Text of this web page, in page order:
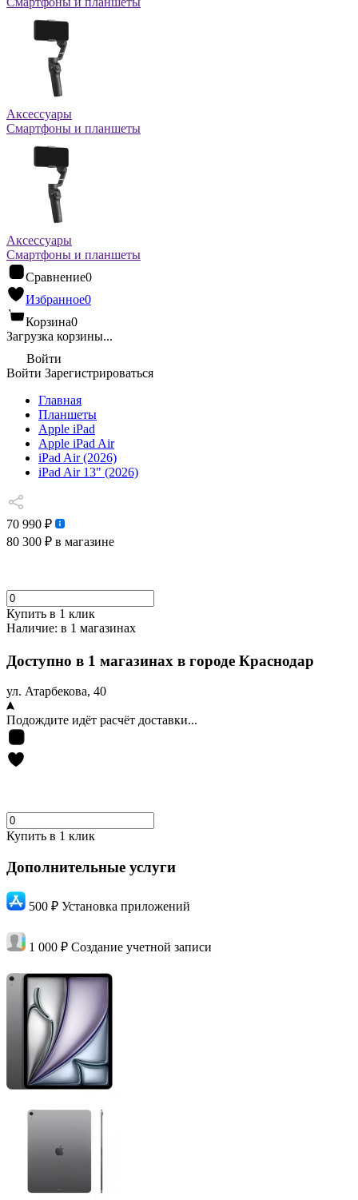
Аксессуары
Смартфоны и планшеты
Аксессуары
Смартфоны и планшеты
Сравнение0
Избранное0
Корзина0
Загрузка корзины...
Войти
Войти Зарегистрироваться
Главная
Планшеты
Apple iPad
Apple iPad Air
iPad Air (2026)
iPad Air 13" (2026)
70 990 ₽
80 300 ₽ в магазине
Купить в 1 клик
Наличие: в 1 магазинах
Доступно в 1 магазинах в городе Краснодар
ул. Атарбекова, 40
Подождите идёт расчёт доставки...
Купить в 1 клик
Дополнительные услуги
500 ₽ Установка приложений
1 000 ₽ Создание учетной записи